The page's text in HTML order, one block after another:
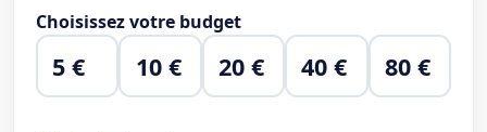
Choisissez votre budget
5 € 10 € 20 € 40 € 80 €